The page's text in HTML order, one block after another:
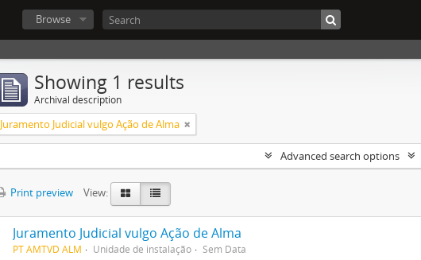
Browse
Showing 1 results
Archival description
Juramento Judicial vulgo Ação de Alma
Advanced search options
Print preview View:
Juramento Judicial vulgo Ação de Alma
PT AMTVD ALM Unidade de instalação Sem Data